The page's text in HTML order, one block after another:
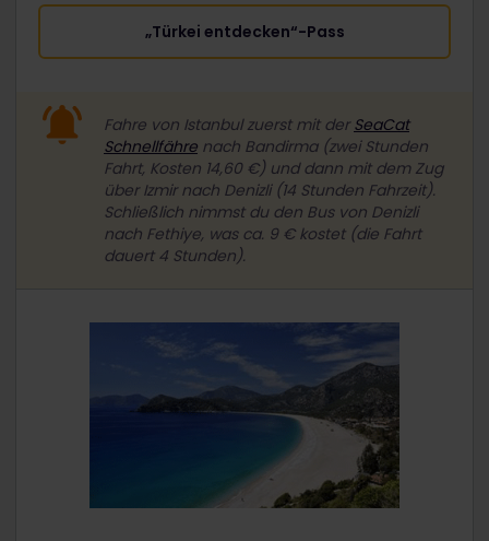
„Türkei entdecken“-Pass
Fahre von Istanbul zuerst mit der SeaCat
Schnellfähre nach Bandirma (zwei Stunden
Fahrt, Kosten 14,60 €) und dann mit dem Zug
über Izmir nach Denizli (14 Stunden Fahrzeit).
Schließlich nimmst du den Bus von Denizli
nach Fethiye, was ca. 9 € kostet (die Fahrt
dauert 4 Stunden).